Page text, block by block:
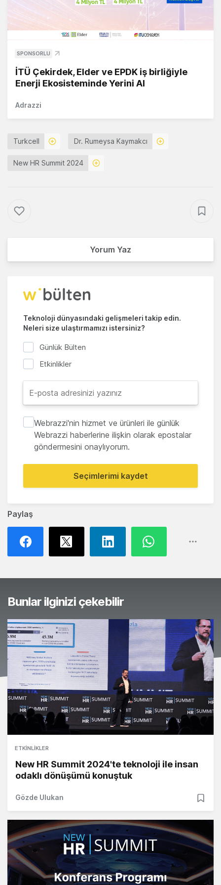
Paylaş
SPONSORLU
İTÜ Çekirdek, Elder ve EPDK iş birliğiyle
Enerji Ekosisteminde Yerini Al
Adrazzi
Turkcell Dr. Rumeysa Kaymakcı
New HR Summit 2024
Yorum Yaz
Teknoloji dünyasındaki gelişmeleri takip edin.
Neleri size ulaştırmamızı istersiniz?
Günlük Bülten
Etkinlikler
Webrazzi'nin hizmet ve ürünleri ile günlük
Webrazzi haberlerine ilişkin olarak epostalar
göndermesini onaylıyorum.
Seçimlerimi kaydet
Bunlar ilginizi çekebilir
ETKINLIKLER
New HR Summit 2024'te teknoloji ile insan
odaklı dönüşümü konuştuk
Gözde Ulukan